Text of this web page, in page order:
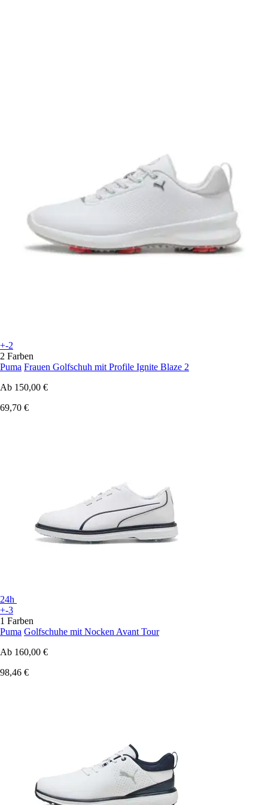
+-2
2 Farben
Puma Frauen Golfschuh mit Profile Ignite Blaze 2
Ab 150,00 €
69,70 €
24h
+-3
1 Farben
Puma Golfschuhe mit Nocken Avant Tour
Ab 160,00 €
98,46 €